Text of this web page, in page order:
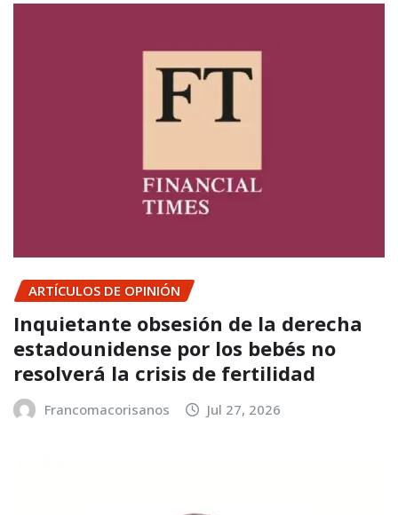
ARTÍCULOS DE OPINIÓN
Inquietante obsesión de la derecha
estadounidense por los bebés no
resolverá la crisis de fertilidad
Francomacorisanos Jul 27, 2026